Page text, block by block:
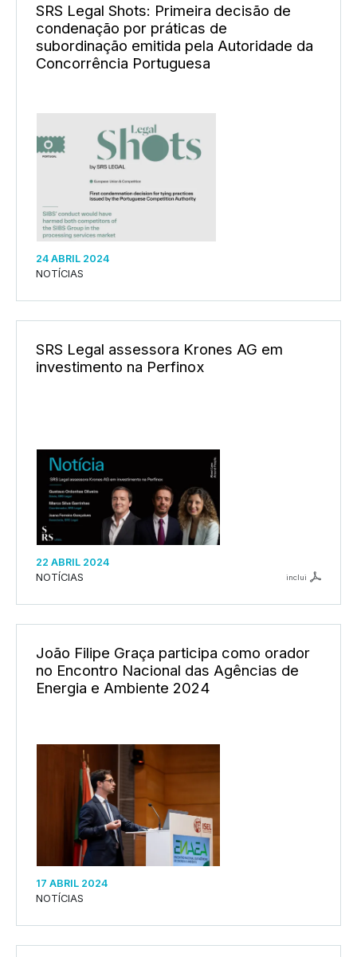
SRS Legal Shots: Primeira decisão de
condenação por práticas de
subordinação emitida pela Autoridade da
Concorrência Portuguesa
24 ABRIL 2024
NOTÍCIAS
SRS Legal assessora Krones AG em
investimento na Perfinox
22 ABRIL 2024
NOTÍCIAS
inclui
João Filipe Graça participa como orador
no Encontro Nacional das Agências de
Energia e Ambiente 2024
17 ABRIL 2024
NOTÍCIAS